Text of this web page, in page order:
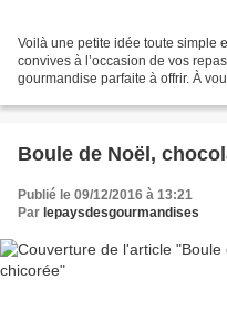
Voilà une petite idée toute simple
convives à l’occasion de vos
gourmandise parfaite à offrir. À
Boule de Noël,
Publié le 09/12/2016 à 13:21
Par lepaysdesgourmandises